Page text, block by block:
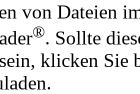
von Dateien
®. Sollte
klicken Sie